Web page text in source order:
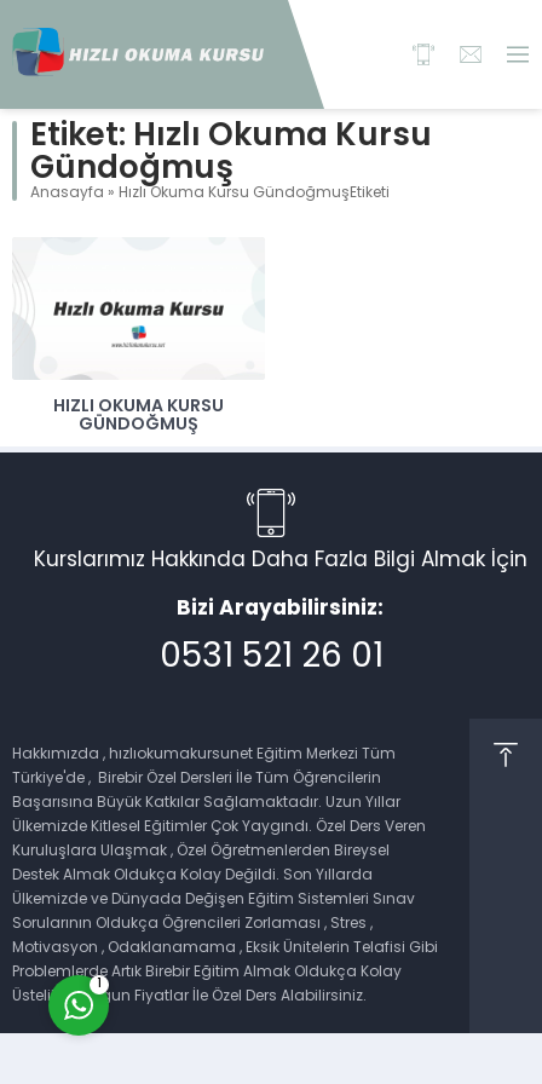
Etiket: Hızlı Okuma Kursu
Gündoğmuş
Anasayfa » Hızlı Okuma Kursu GündoğmuşEtiketi
HIZLI OKUMA KURSU
GÜNDOĞMUŞ
Kurslarımız Hakkında Daha Fazla Bilgi Almak İçin
Bizi Arayabilirsiniz:
0531 521 26 01
Hakkımızda , hızlıokumakursunet Eğitim Merkezi Tüm
Türkiye'de , Birebir Özel Dersleri İle Tüm Öğrencilerin
Başarısına Büyük Katkılar Sağlamaktadır. Uzun Yıllar
Ülkemizde Kitlesel Eğitimler Çok Yaygındı. Özel Ders Veren
Kuruluşlara Ulaşmak , Özel Öğretmenlerden Bireysel
Destek Almak Oldukça Kolay Değildi. Son Yıllarda
Ülkemizde ve Dünyada Değişen Eğitim Sistemleri Sınav
Sorularının Oldukça Öğrencileri Zorlaması , Stres ,
Motivasyon , Odaklanamama , Eksik Ünitelerin Telafisi Gibi
Problemlerde Artık Birebir Eğitim Almak Oldukça Kolay
Üstelik En Uygun Fiyatlar İle Özel Ders Alabilirsiniz.
Cevap Yaz